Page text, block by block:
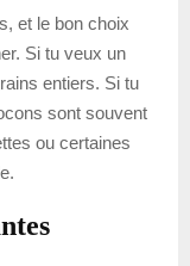
et le bon choix
Si tu veux un
entiers. Si tu
sont souvent
ou certaines